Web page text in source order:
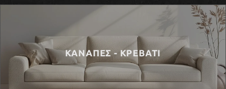
ΚΑΝΑΠΕΣ - ΚΡΕΒΑΤΙ